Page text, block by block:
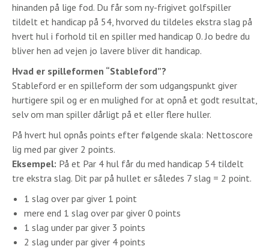
hinanden på lige fod. Du får som ny-frigivet golfspiller
tildelt et handicap på 54, hvorved du tildeles ekstra slag på
hvert hul i forhold til en spiller med handicap 0. Jo bedre du
bliver hen ad vejen jo lavere bliver dit handicap.
Hvad er spilleformen “Stableford”?
Stableford er en spilleform der som udgangspunkt giver
hurtigere spil og er en mulighed for at opnå et godt resultat,
selv om man spiller dårligt på et eller flere huller.
På hvert hul opnås points efter følgende skala: Nettoscore
lig med par giver 2 points.
Eksempel: På et Par 4 hul får du med handicap 54 tildelt
tre ekstra slag. Dit par på hullet er således 7 slag = 2 point.
1 slag over par giver 1 point
mere end 1 slag over par giver 0 points
1 slag under par giver 3 points
2 slag under par giver 4 points